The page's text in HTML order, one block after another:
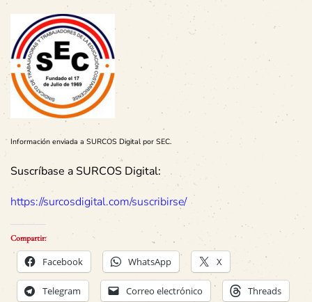
Información enviada a SURCOS Digital por SEC.
Suscríbase a SURCOS Digital:
https://surcosdigital.com/suscribirse/
Compartir:
Facebook WhatsApp X
Telegram Correo electrónico Threads